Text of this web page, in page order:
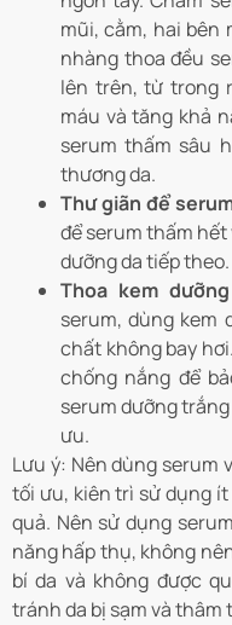
mũi, cằm, hai bên
nhàng thoa đều
lên trên, từ trong
máu và tăng khả
serum thấm sâu
thương da.
Thư giãn để
để serum thấm
dưỡng da tiếp theo.
Thoa kem
serum, dùng kem
chất không bay
chống nắng để
serum dưỡng
ưu.
Lưu ý: Nên dùng serum
tối ưu, kiên trì sử dụng
quả. Nên sử dụng
năng hấp thụ, không
bí da và không được
tránh da bị sạm và thâm